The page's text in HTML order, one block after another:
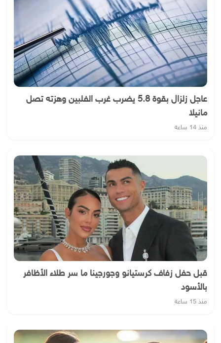
عاجل زلزال بقوة 5.8 يضرب غرب الفلبين وهزته تصل
مانيلا
منذ 14 ساعة
قبل حفل زفاف كرستيانو وجورجينا ما سر طلاء الأظافر
بالأسود
منذ 15 ساعة